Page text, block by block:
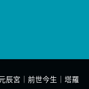
辰宮｜前世今生｜塔羅